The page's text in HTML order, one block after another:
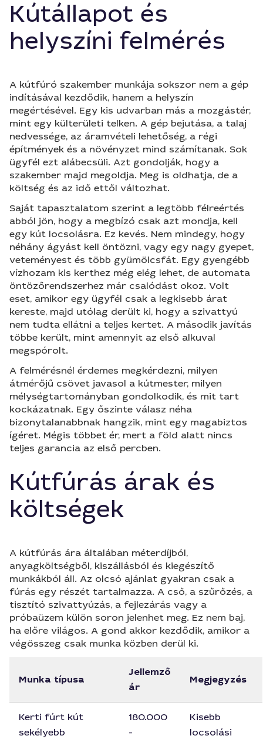
Kútállapot és
helyszíni felmérés
A kútfúró szakember munkája sokszor nem a gép
indításával kezdődik, hanem a helyszín
megértésével. Egy kis udvarban más a mozgástér,
mint egy külterületi telken. A gép bejutása, a talaj
nedvessége, az áramvételi lehetőség, a régi
építmények és a növényzet mind számítanak. Sok
ügyfél ezt alábecsüli. Azt gondolják, hogy a
szakember majd megoldja. Meg is oldhatja, de a
költség és az idő ettől változhat.
Saját tapasztalatom szerint a legtöbb félreértés
abból jön, hogy a megbízó csak azt mondja, kell
egy kút locsolásra. Ez kevés. Nem mindegy, hogy
néhány ágyást kell öntözni, vagy egy nagy gyepet,
veteményest és több gyümölcsfát. Egy gyengébb
vízhozam kis kerthez még elég lehet, de automata
öntözőrendszerhez már csalódást okoz. Volt
eset, amikor egy ügyfél csak a legkisebb árat
kereste, majd utólag derült ki, hogy a szivattyú
nem tudta ellátni a teljes kertet. A második javítás
többe került, mint amennyit az első alkuval
megspórolt.
A felmérésnél érdemes megkérdezni, milyen
átmérőjű csövet javasol a kútmester, milyen
mélységtartományban gondolkodik, és mit tart
kockázatnak. Egy őszinte válasz néha
bizonytalanabbnak hangzik, mint egy magabiztos
ígéret. Mégis többet ér, mert a föld alatt nincs
teljes garancia az első percben.
Kútfúrás árak és
költségek
A kútfúrás ára általában méterdíjból,
anyagköltségből, kiszállásból és kiegészítő
munkákból áll. Az olcsó ajánlat gyakran csak a
fúrás egy részét tartalmazza. A cső, a szűrőzés, a
tisztító szivattyúzás, a fejlezárás vagy a
próbaüzem külön soron jelenhet meg. Ez nem baj,
ha előre világos. A gond akkor kezdődik, amikor a
végösszeg csak munka közben derül ki.
Munka típusa
Jellemző
ár
Megjegyzés
Kerti fúrt kút
sekélyebb
180.000
-
Kisebb
locsolási